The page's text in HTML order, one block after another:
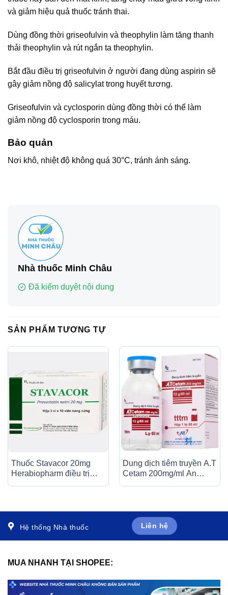
và giảm hiệu quả thuốc tránh thai.
Dùng đồng thời griseofulvin và theophylin làm tăng thanh
thải theophylin và rút ngắn ta theophylin.
Bắt đầu điều trị griseofulvin ở người đang dùng aspirin sẽ
gây giảm nồng độ salicylat trong huyết tương.
Griseofulvin và cyclosporin dùng đồng thời có thể làm
giảm nồng độ cyclosporin trong máu.
Bảo quản
Nơi khô, nhiệt độ không quá 30°C, tránh ánh sáng.
Nhà thuốc Minh Châu
Đã kiểm duyệt nội dung
SẢN PHẨM TƯƠNG TỰ
Thuốc Stavacor 20mg
Herabiopharm điều trị
Dung dịch tiêm truyền A.T
Cetam 200mg/ml An
Hệ thống Nhà thuốc Liên hệ
MUA NHANH TẠI SHOPEE: